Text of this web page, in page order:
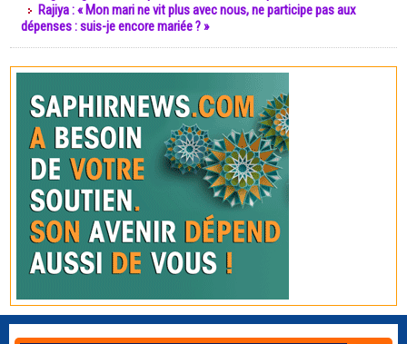
Rajiya : « Mon mari ne vit plus avec nous, ne participe pas aux
dépenses : suis-je encore mariée ? »